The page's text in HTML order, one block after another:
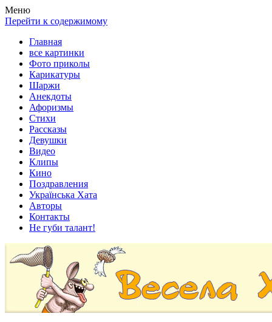
Весела хата — прикольные картинки, смешные истории,
клипы!
Покажем всем ваши фото приколы, карикатуры, шаржи, стихи,
рассказы, видео и песни!
Меню
Перейти к содержимому
Главная
все картинки
Фото приколы
Карикатуры
Шаржи
Анекдоты
Афоризмы
Стихи
Рассказы
Девушки
Видео
Клипы
Кино
Поздравления
Українська Хата
Авторы
Контакты
Не губи талант!